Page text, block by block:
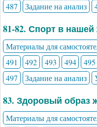
487
Задание на анализ
81-82. Спорт в
Материалы для
491
492 493 494 495
497
Задание на анализ
83. Здоровый образ
Материалы для